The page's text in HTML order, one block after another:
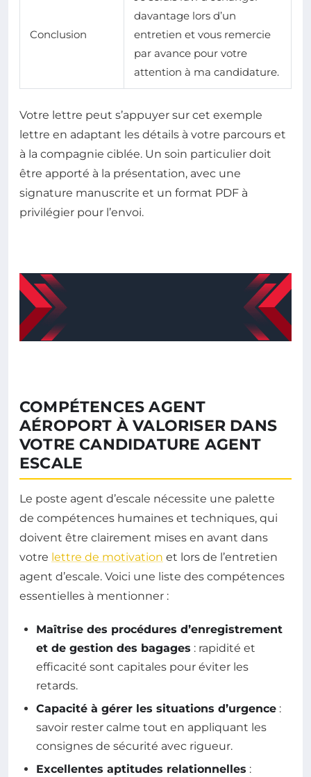
Conclusion
davantage lors d’un
entretien et vous remercie
par avance pour votre
attention à ma candidature.
Votre lettre peut s’appuyer sur cet exemple
lettre en adaptant les détails à votre parcours et
à la compagnie ciblée. Un soin particulier doit
être apporté à la présentation, avec une
signature manuscrite et un format PDF à
privilégier pour l’envoi.
COMPÉTENCES AGENT
AÉROPORT À VALORISER DANS
VOTRE CANDIDATURE AGENT
ESCALE
Le poste agent d’escale nécessite une palette
de compétences humaines et techniques, qui
doivent être clairement mises en avant dans
votre lettre de motivation et lors de l’entretien
agent d’escale. Voici une liste des compétences
essentielles à mentionner :
Maîtrise des procédures d’enregistrement
et de gestion des bagages : rapidité et
efficacité sont capitales pour éviter les
retards.
Capacité à gérer les situations d’urgence :
savoir rester calme tout en appliquant les
consignes de sécurité avec rigueur.
Excellentes aptitudes relationnelles :